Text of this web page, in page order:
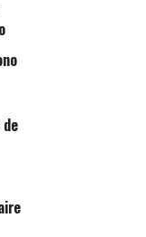
judicial de
la PDI
donde incautó
en diversas
decomisaron
una pistola a